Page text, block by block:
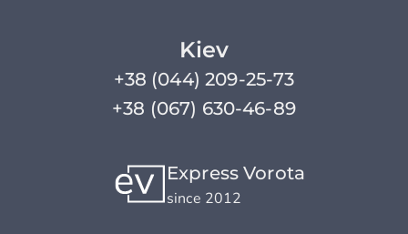
Kiev
+38 (044) 209-25-73
+38 (067) 630-46-89
Express Vorota
since 2012